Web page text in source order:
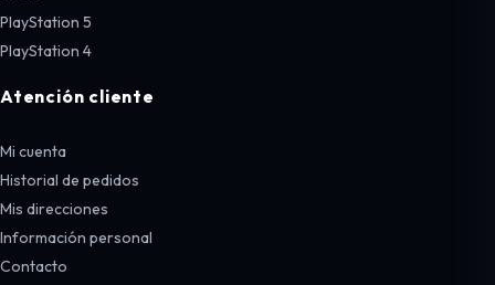
PlayStation 5
PlayStation 4
Atención cliente
Mi cuenta
Historial de pedidos
Mis direcciones
Información personal
Contacto